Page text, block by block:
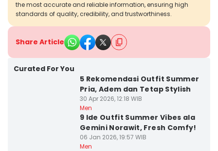
the most accurate and reliable information, ensuring high
standards of quality, credibility, and trustworthiness.
Share Article
Curated For You
5 Rekomendasi Outfit Summer
Pria, Adem dan Tetap Stylish
30 Apr 2026, 12:18 WIB
Men
9 Ide Outfit Summer Vibes ala
Gemini Norawit, Fresh Comfy!
06 Jan 2026, 19:57 WIB
Men